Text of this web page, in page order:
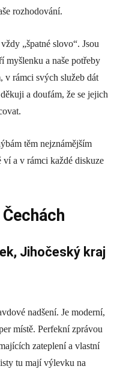
rozhodování.
„špatné slovo“. Jsou
myšlenku a naše potřeby
v rámci svých služeb dát
a doufám, že se jejich
těm nejznámějším
ví a v rámci každé diskuze
Jihočeský kraj
nadšení. Je moderní,
místě. Perfekní zprávou
zateplení a vlastní
tu mají výlevku na